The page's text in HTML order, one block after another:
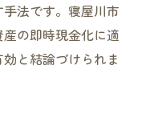
法です。寝屋川市
の即時現金化に適
と結論づけられま